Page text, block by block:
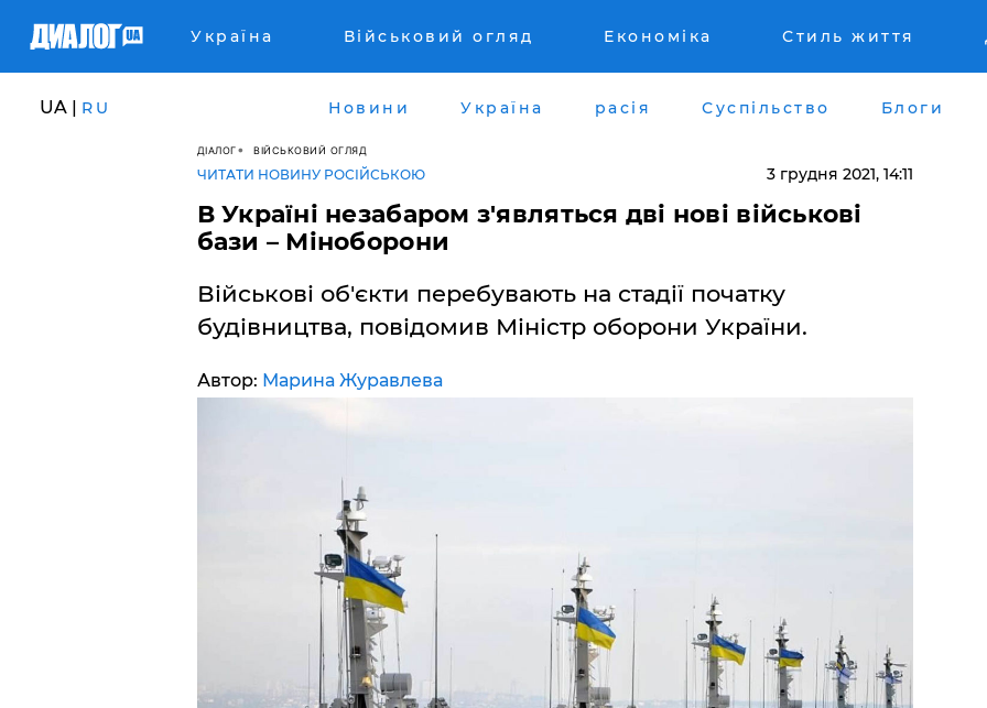
Україна Військовий огляд Економіка Стиль життя
UA | RU Новини Україна расія Суспільство Блоги
ДІАЛОГ ВІЙСЬКОВИЙ ОГЛЯД
ЧИТАТИ НОВИНУ РОСІЙСЬКОЮ 3 грудня 2021, 14:11
В Україні незабаром з'являться дві нові військові
бази – Міноборони
Військові об'єкти перебувають на стадії початку
будівництва, повідомив Міністр оборони України.
Автор: Марина Журавлева